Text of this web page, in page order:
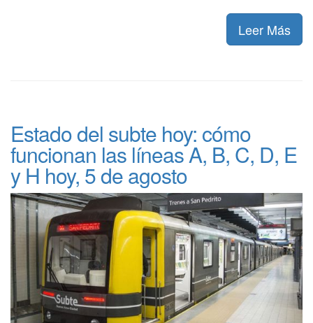
Leer Más
Estado del subte hoy: cómo
funcionan las líneas A, B, C, D, E
y H hoy, 5 de agosto